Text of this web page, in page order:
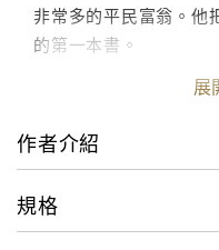
非常多的平民富翁。他
的第一本書。
本書第一篇說明什麼叫
己的成長背景如何在潛
於安全感的需求是如何
的事物。第二篇則介
可以讓自己致富的想法
展
作者介紹
規格